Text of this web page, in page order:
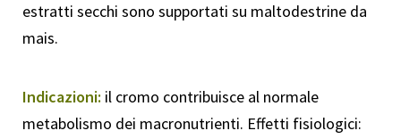
estratti secchi sono supportati su maltodestrine da
mais.
Indicazioni: il cromo contribuisce al normale
metabolismo dei macronutrienti. Effetti fisiologici: